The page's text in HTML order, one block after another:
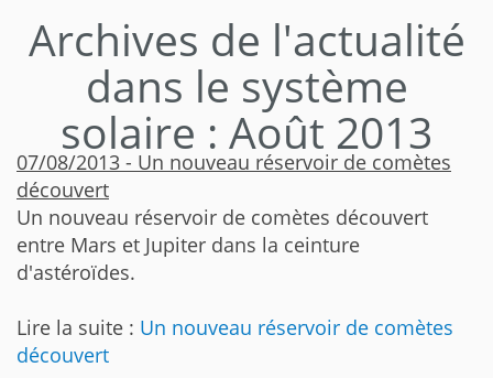
Archives de l'actualité
dans le système
solaire : Août 2013
07/08/2013 - Un nouveau réservoir de comètes
découvert
Un nouveau réservoir de comètes découvert
entre Mars et Jupiter dans la ceinture
d'astéroïdes.
Lire la suite : Un nouveau réservoir de comètes
découvert